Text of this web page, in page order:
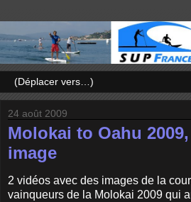
24 août 2009
Molokai to Oahu
image
2 vidéos avec des images de la
vainqueurs de la Molokai 2009 qui